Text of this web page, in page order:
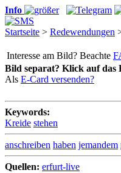
Info
Startseite > Redewendungen
Interesse am Bild? Beachte
Bild separat? Klick auf das
Als E-Card versenden?
Keywords:
Kreide stehen
anschreiben haben jemandem
Quellen: erfurt-live